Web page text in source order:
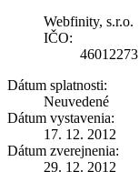
Webfinity, s.r.o.
IČO:
46012273
Dátum splatnosti:
Neuvedené
Dátum vystavenia:
17. 12. 2012
Dátum zverejnenia:
29. 12. 2012